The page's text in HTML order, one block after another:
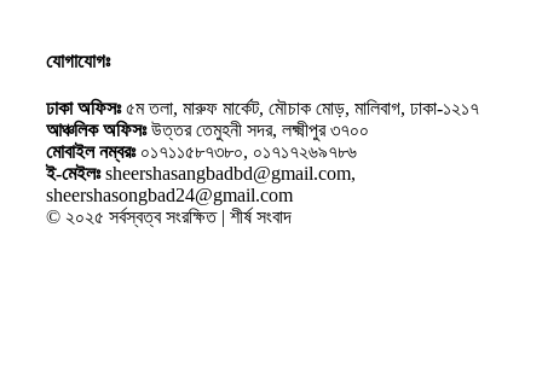
যোগাযোগঃ
ঢাকা অফিসঃ৫ম তলা, মারুফ মার্কেট, মৌচাক মোড়, মালিবাগ, ঢাকা-১২১৭
আঞ্চলিক অফিসঃউত্তর তেমুহনী সদর, লক্ষ্মীপুর ৩৭০০
মোবাইল নম্বরঃ০১৭১১৫৮৭৩৮০, ০১৭১৭২৬৯৭৮৬
ই-মেইলঃsheershasangbadbd@gmail.com,
sheershasongbad24@gmail.com
© ২০২৫ সর্বস্বত্ব সংরক্ষিত | শীর্ষ সংবাদ